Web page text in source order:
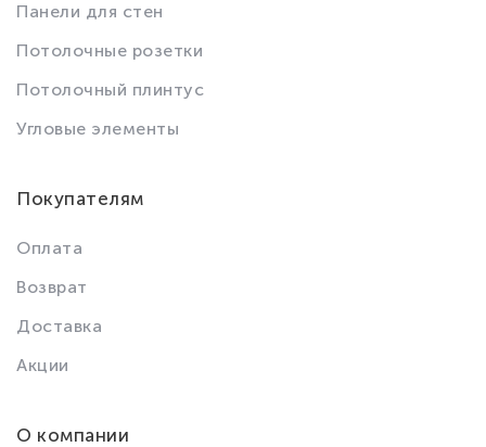
Панели для стен
Потолочные розетки
Потолочный плинтус
Угловые элементы
Покупателям
Оплата
Возврат
Доставка
Акции
О компании